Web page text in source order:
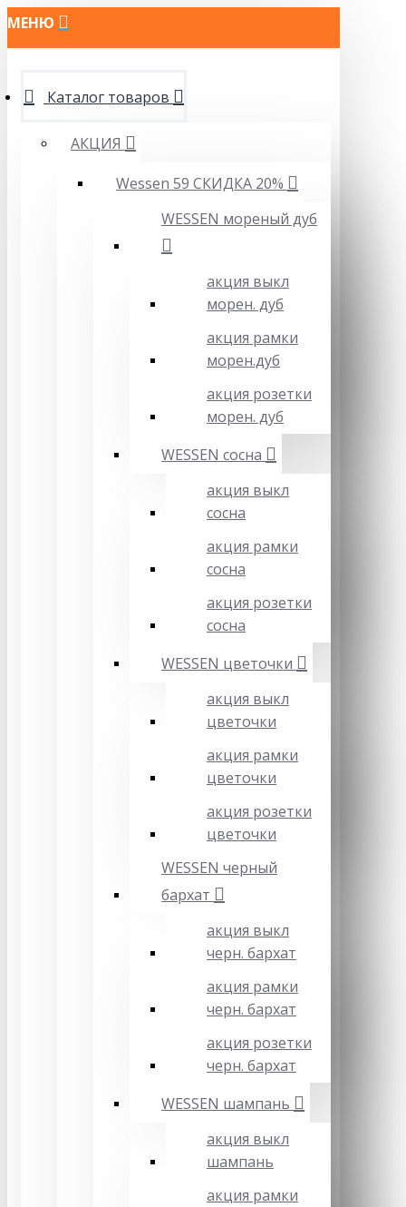
МЕНЮ
Каталог товаров
АКЦИЯ
Wessen 59 СКИДКА 20%
WESSEN мореный дуб
акция выкл
морен. дуб
акция рамки
морен.дуб
акция розетки
морен. дуб
WESSEN сосна
акция выкл
сосна
акция рамки
сосна
акция розетки
сосна
WESSEN цветочки
акция выкл
цветочки
акция рамки
цветочки
акция розетки
цветочки
WESSEN черный
бархат
акция выкл
черн. бархат
акция рамки
черн. бархат
акция розетки
черн. бархат
WESSEN шампань
акция выкл
шампань
акция рамки